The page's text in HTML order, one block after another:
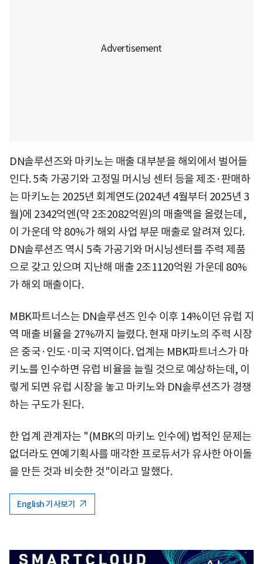
DN솔루션즈와 마키노는 매출 대부분을 해외에서 벌어들
인다. 5축 가공기와 고정밀 머시닝 센터 등을 제조·판매하
는 마키노는 2025년 회계연도(2024년 4월부터 2025년 3
월)에 2342억엔(약 2조2082억원)의 매출액을 올렸는데,
이 가운데 약 80%가 해외 사업 부문 매출로 알려져 있다.
DN솔루션즈 역시 5축 가공기와 머시닝센터를 주력 제품
으로 갖고 있으며 지난해 매출 2조1120억원 가운데 80%
가 해외 매출이다.
MBK파트너스는 DN솔루션즈 인수 이후 14%이던 유럽 지
역 매출 비율을 27%까지 늘렸다. 현재 마키노의 주력 시장
은 중국·인도·미국 지역이다. 업계는 MBK파트너스가 마
키노를 인수하면 유럽 비율을 늘릴 것으로 예상하는데, 이
렇게 되면 유럽 시장을 놓고 마키노와 DN솔루션즈가 경쟁
하는 구도가 된다.
한 업계 관계자는 "(MBK의 마키노 인수에) 법적인 문제는
없더라도 연예기획사를 매각한 프로듀서가 유사한 아이돌
을 만든 것과 비슷한 것"이라고 말했다.
English 기사보기